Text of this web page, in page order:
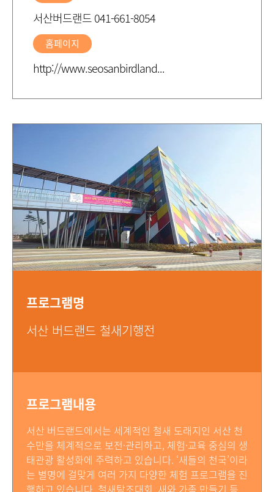
서산버드랜드 041-661-8054
홈페이지
http://www.seosanbirdland...
프로그램명
서산 버드랜드 철새기행전
프로그램내용
서산 버드랜드에서는 세계적인 철새 도래지인 서산 천
수만을 체계적으로 보전·관리하고, 체험·교육 중심의 생
태관광 활성화에 주력하고 있습니다. ‘새들의 천국’이라
는 별명에 걸맞게 여러 가지 다양한 체험 프로그램을 진
행하고 있습니다. 철새탐조대회, 새와 가족 만들기 등